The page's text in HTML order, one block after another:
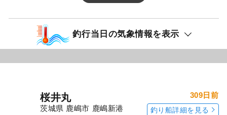
釣行当日の気象情報を表示
桜井丸
茨城県 鹿嶋市 鹿嶋新港
309日前
釣り船詳細を見る